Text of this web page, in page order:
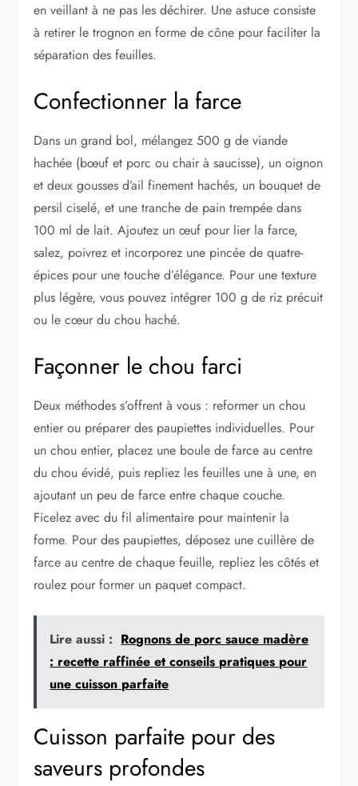
en veillant à ne pas les déchirer. Une astuce consiste
à retirer le trognon en forme de cône pour faciliter la
séparation des feuilles.
Confectionner la farce
Dans un grand bol, mélangez 500 g de viande
hachée (bœuf et porc ou chair à saucisse), un oignon
et deux gousses d’ail finement hachés, un bouquet de
persil ciselé, et une tranche de pain trempée dans
100 ml de lait. Ajoutez un œuf pour lier la farce,
salez, poivrez et incorporez une pincée de quatre-
épices pour une touche d’élégance. Pour une texture
plus légère, vous pouvez intégrer 100 g de riz précuit
ou le cœur du chou haché.
Façonner le chou farci
Deux méthodes s’offrent à vous : reformer un chou
entier ou préparer des paupiettes individuelles. Pour
un chou entier, placez une boule de farce au centre
du chou évidé, puis repliez les feuilles une à une, en
ajoutant un peu de farce entre chaque couche.
Ficelez avec du fil alimentaire pour maintenir la
forme. Pour des paupiettes, déposez une cuillère de
farce au centre de chaque feuille, repliez les côtés et
roulez pour former un paquet compact.
Lire aussi : Rognons de porc sauce madère
: recette raffinée et conseils pratiques pour
une cuisson parfaite
Cuisson parfaite pour des
saveurs profondes